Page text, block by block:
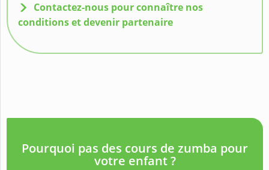
Contactez-nous pour connaître nos
conditions et devenir partenaire
Pourquoi pas des cours de zumba pour
votre enfant ?